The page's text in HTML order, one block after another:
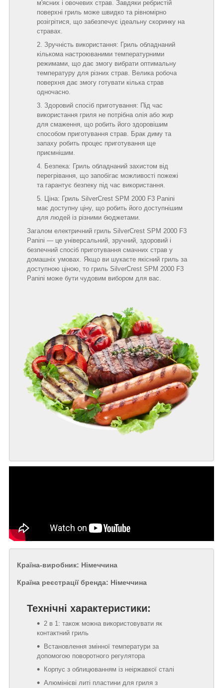
м'ясних і овочевих страв. Завдяки ребристій
поверхні гриль може швидко та рівномірно
розігрітися, що забезпечує ідеальну скоринку на
стравах.
Зручність використання: Гриль обладнаний
кількома настроюваними температурними
режимами, що дає змогу вибрати оптимальну
температуру для різних страв. Велика робоча
поверхня дає змогу готувати кілька страв
одночасно.
Здоровий спосіб приготування: Під час
використання гриля не потрібна олія або жир
для смаження, що робить його здоровішим
способом приготування страв. Брак диму та
запаху робить процес приготування ще
приємнішим.
Безпека: Гриль обладнаний захистом від
перегрівання, що запобігає можливості пожежі
та гарантує безпеку під час використання.
Ціна: Гриль SilverCrest SPM 2000 F3 Panini
має доступну ціну, що робить його доступнішим
для людей із різними бюджетами.
Загалом електричний гриль SilverCrest SPM 2000 F3
Panini — це універсальний, зручний, здоровий і
безпечний спосіб приготування смачних страв у
домашніх умовах. Якщо ви шукаєте якісний гриль за
доступною ціною, то гриль SilverCrest SPM 2000 F3
Panini може бути чудовим вибором для вас.
Технічні характеристики:
2 в 1: також можна використовувати як
контактний гриль
Встановлення змінної температури за
допомогою поворотного регулятора
Корпус з облицюванням із неіржавкої сталі
Алюмінієві литі пластини для гриля з
Країна реєстрації бренда: Німеччина
Країна-виробник: Німеччина